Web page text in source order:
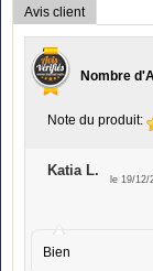
Avis client
Nombre
Note du produit:
Katia L.
le 19/12/
Bien